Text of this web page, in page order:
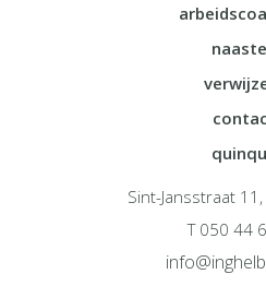
Sint-Jansstraat
T 050 44